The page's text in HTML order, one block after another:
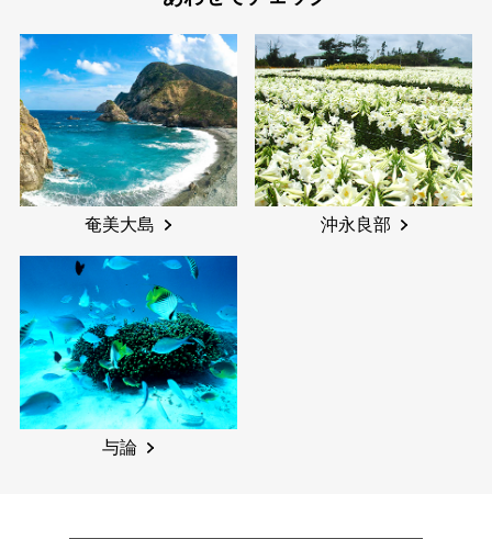
奄美大島 沖永良部
与論